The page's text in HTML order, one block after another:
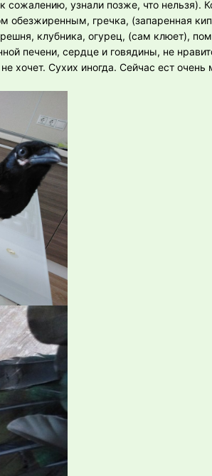
узнали позже, что нельзя).
обезжиренным, гречка, (запаренная
клубника, огурец, (сам клюет),
печени, сердце и говядины, не
хочет. Сухих иногда. Сейчас ест очень